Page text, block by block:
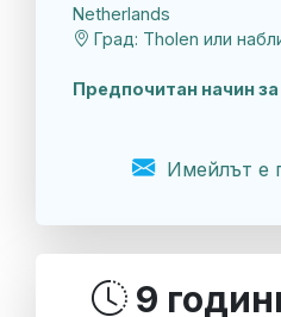
Netherlands
Град: Tholen или
Предпочитан начин
Имейлът е
9